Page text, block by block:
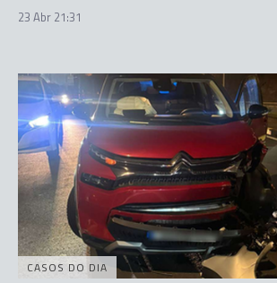
23 Abr 21:31
CASOS DO DIA